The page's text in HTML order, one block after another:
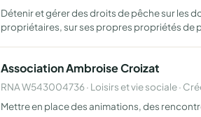
Détenir et gérer des droits de pêche sur les
propriétaires, sur ses propres propriétés de
Association Ambroise Croizat
RNA W543004736 · Loisirs et vie sociale ·
Mettre en place des animations, des